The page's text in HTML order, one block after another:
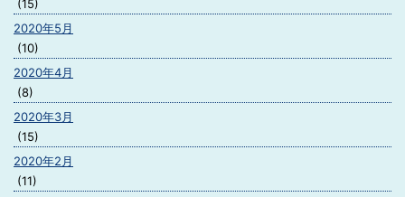
(15)
2020年5月
(10)
2020年4月
(8)
2020年3月
(15)
2020年2月
(11)